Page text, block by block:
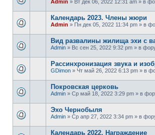
Admin » Вт дек 06, 2022 12:31 am » в
Календарь 2023. Члены жюри
Admin » Пн дек 05, 2022 11:34 pm » в
Вид развалины жилища эхи с
Admin » Вс сен 25, 2022 9:32 pm » в
Рассинхронизация звука и
GDimon » Чт май 26, 2022 6:13 pm » в
Покровская церковь
Admin » Ср май 18, 2022 3:29 pm » в
Эхо Чернобыля
Admin » Ср апр 27, 2022 3:34 pm » в
Календарь 2022. Награждение